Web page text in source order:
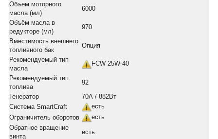
Объем моторного
масла (мл)
6000
Объём масла в
редукторе (мл)
970
Вместимость внешнего
топливного бак
Опция
Рекомендуемый тип
масла
FCW 25W-40
Рекомендуемый тип
топлива
92
Генератор
70А / 882Вт
Система SmartCraft
есть
Ограничитель оборотов
есть
Обратное вращение
винта
есть